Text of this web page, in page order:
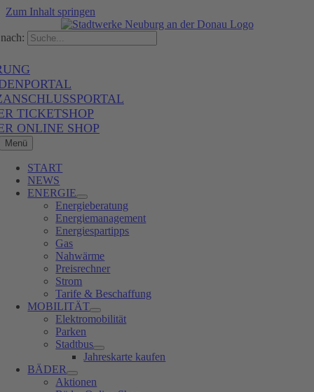
Zum Inhalt springen
TICKETSHOP
ONLINE SHOP
Menü
START
NEWS
ENERGIE
Energieberatung
Energiemanagement
Energiespartipps
Gas
Nahwärme
Preisrechner
Strom
Tarife & Beschaffung
MOBILITÄT
Elektromobilität
Parken
Stadtbus
Jahreskarte kaufen
BÄDER
Aktionen